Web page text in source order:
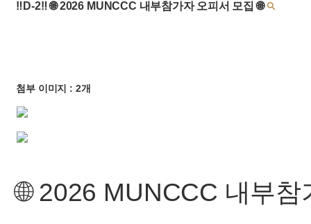
‼️D-2‼️ 🌐 2026 MUNCCC 내부참가자 오피서 모집 🌐
첨부 이미지 : 2개
🌐 2026 MUNCCC 내부참